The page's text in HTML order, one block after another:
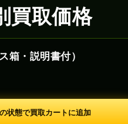
買取価格
箱・説明書付）
状態で買取カートに追加